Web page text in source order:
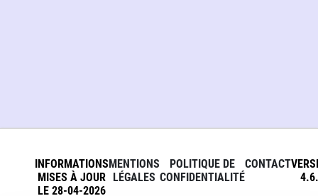
INFORMATIONS
MISES À JOUR
LE 28-04-2026
MENTIONS
LÉGALES
POLITIQUE DE
CONFIDENTIALITÉ
CONTACT